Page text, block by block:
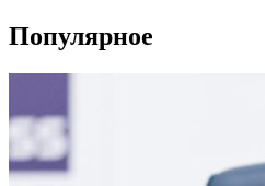
Популярное